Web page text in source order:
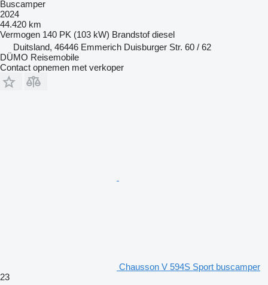
Buscamper
2024
44.420 km
Vermogen 140 PK (103 kW) Brandstof diesel
Duitsland, 46446 Emmerich Duisburger Str. 60 / 62
DÜMO Reisemobile
Contact opnemen met verkoper
Chausson V 594S Sport buscamper
23